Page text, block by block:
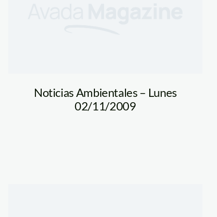
Noticias Ambientales – Lunes
02/11/2009